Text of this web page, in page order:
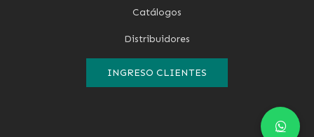
Catálogos
Distribuidores
INGRESO CLIENTES